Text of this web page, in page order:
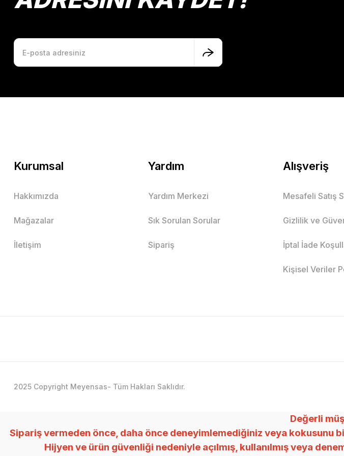
Kurumsal
Hakkımızda
Mağazalar
İletişim
Yardım
Yardım Merkezi
Sık Sorulan Sorular
Sipariş
Alışveriş
Mesafeli Satış
Gizlilik ve
İptal İade
Kişisel Veriler
2025 Copyright Meyensas- Tüm Hakları Saklıdır.
Değerli
Sipariş vermeden önce, daha önce deneyimlemediğiniz veya kokusunu
Hijyen ve ürün güvenliği nedeniyle açılmış, kullanılmış veya